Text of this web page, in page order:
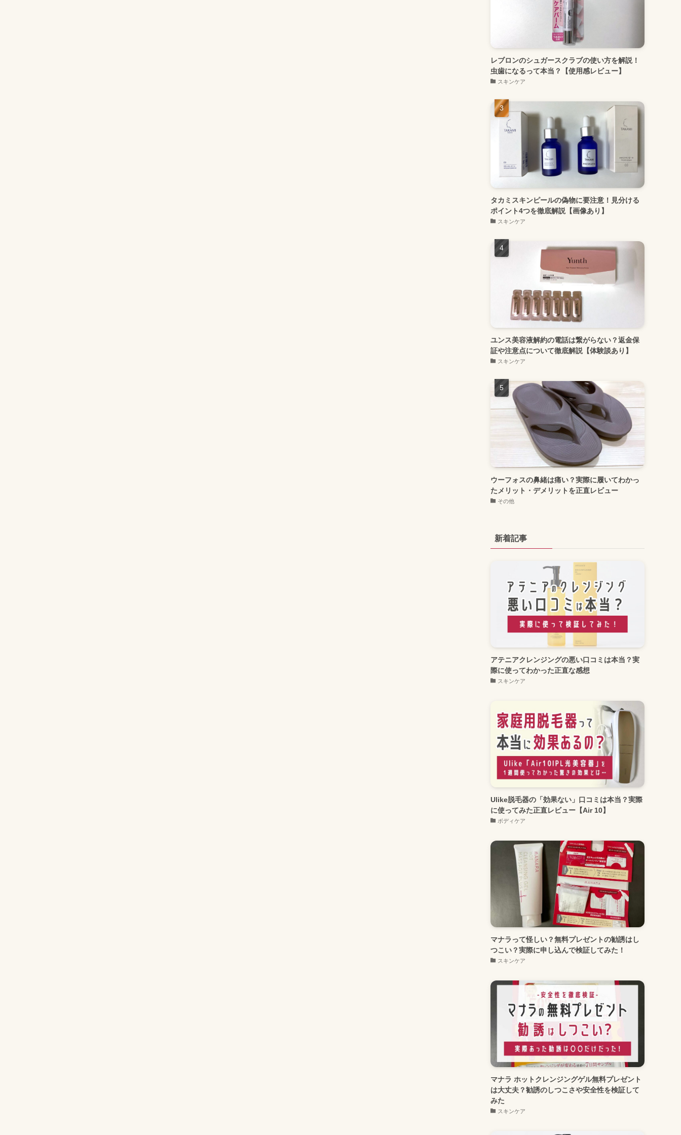
レブロンのシュガースクラブの使い方を解説！
虫歯になるって本当？【使用感レビュー】
スキンケア
タカミスキンピールの偽物に要注意！見分ける
ポイント4つを徹底解説【画像あり】
スキンケア
ユンス美容液解約の電話は繋がらない？返金保
証や注意点について徹底解説【体験談あり】
スキンケア
ウーフォスの鼻緒は痛い？実際に履いてわかっ
たメリット・デメリットを正直レビュー
その他
新着記事
アテニアクレンジングの悪い口コミは本当？実
際に使ってわかった正直な感想
スキンケア
Ulike脱毛器の「効果ない」口コミは本当？実際
に使ってみた正直レビュー【Air 10】
ボディケア
マナラって怪しい？無料プレゼントの勧誘はし
つこい？実際に申し込んで検証してみた！
スキンケア
マナラ ホットクレンジングゲル無料プレゼント
は大丈夫？勧誘のしつこさや安全性を検証して
みた
スキンケア